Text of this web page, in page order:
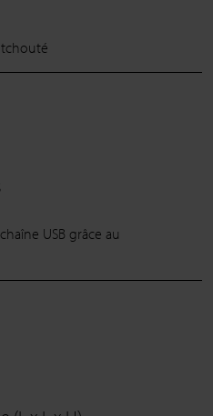
USB grâce au